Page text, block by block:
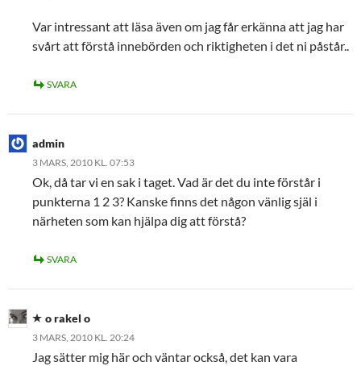
Var intressant att läsa även om jag får erkänna att jag har
svårt att förstå innebörden och riktigheten i det ni påstår..
SVARA
admin
3 MARS, 2010 KL. 07:53
Ok, då tar vi en sak i taget. Vad är det du inte förstår i
punkterna 1 2 3? Kanske finns det någon vänlig själ i
närheten som kan hjälpa dig att förstå?
SVARA
o rakel o
3 MARS, 2010 KL. 20:24
Jag sätter mig här och väntar också, det kan vara